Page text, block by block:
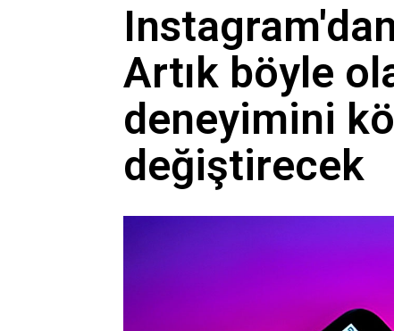
Artık böyle
deneyimini
değiştirecek